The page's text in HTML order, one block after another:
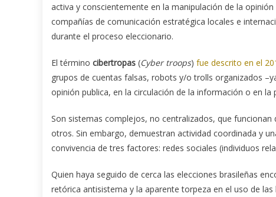
activa y conscientemente en la manipulación de la
compañías de comunicación estratégica locales e
durante el proceso eleccionario.
El término cibertropas (Cyber troops) fue descrito en el
grupos de cuentas falsas, robots y/o trolls organizados
opinión publica, en la circulación de la información o en la
Son sistemas complejos, no centralizados, que
otros. Sin embargo, demuestran actividad coordinada y
convivencia de tres factores: redes sociales (individuos
Quien haya seguido de cerca las elecciones brasileñas
retórica antisistema y la aparente torpeza en el uso de